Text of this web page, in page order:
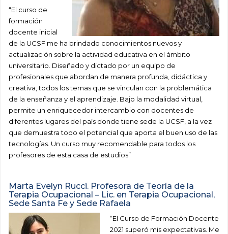
“El curso de
formación
docente inicial
de la UCSF me ha brindado conocimientos nuevos y
actualización sobre la actividad educativa en el ámbito
universitario. Diseñado y dictado por un equipo de
profesionales que abordan de manera profunda, didáctica y
creativa, todos los temas que se vinculan con la problemática
de la enseñanza y el aprendizaje. Bajo la modalidad virtual,
permite un enriquecedor intercambio con docentes de
diferentes lugares del país donde tiene sede la UCSF, a la vez
que demuestra todo el potencial que aporta el buen uso de las
tecnologías. Un curso muy recomendable para todos los
profesores de esta casa de estudios”
Marta Evelyn Rucci. Profesora de Teoría de la
Terapia Ocupacional – Lic. en Terapia Ocupacional,
Sede Santa Fe y Sede Rafaela
“El Curso de Formación Docente
2021 superó mis expectativas. Me